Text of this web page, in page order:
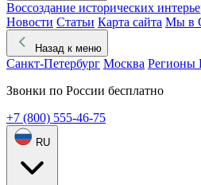
Воссоздание исторических
Новости Статьи Карта сайта Мы в
Назад к меню
Санкт-Петербург Москва Регионы
Звонки по России бесплатно
+7 (800) 555-46-75
RU